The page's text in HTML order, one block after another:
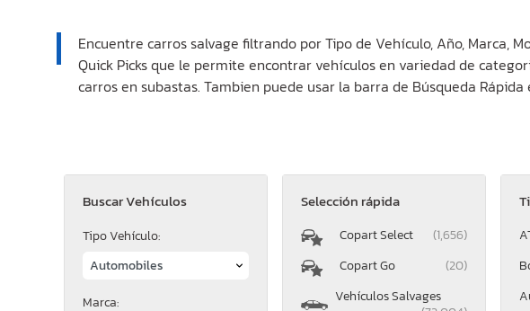
Encuentre carros salvage filtrando por Tipo de Vehículo, Año, Marca,
Quick Picks que le permite encontrar vehículos en variedad de
carros en subastas. Tambien puede usar la barra de Búsqueda
Buscar Vehículos
Tipo Vehículo:
Marca:
Selección rápida
Copart Select
(1,656)
Copart Go
(20)
Vehículos Salvages